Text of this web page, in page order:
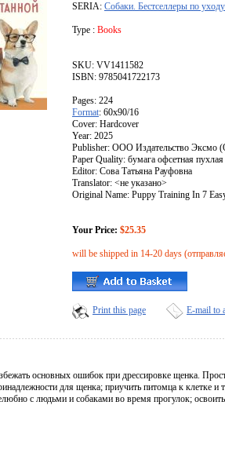
SERIA: Собаки. Бестселлеры по
Type : Books
SKU: VV1411582
ISBN: 9785041722173
Pages: 224
Format: 60x90/16
Cover: Hardcover
Year: 2025
Publisher: ООО Издательство Эксмо
Paper Quality: бумага офсетная
Editor: Сова Татьяна Рауфовна
Translator: <не указано>
Original Name: Puppy Training In 7
Your Price: $25.35
will be shipped in 14-20 days
Print this page E-mail to
основных ошибок при дрессировке щенка.
для щенка; приучить питомца к клетке и
с людьми и собаками во время прогулок;